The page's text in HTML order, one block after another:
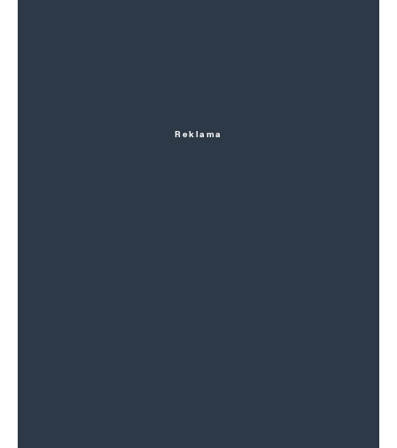
Reklama